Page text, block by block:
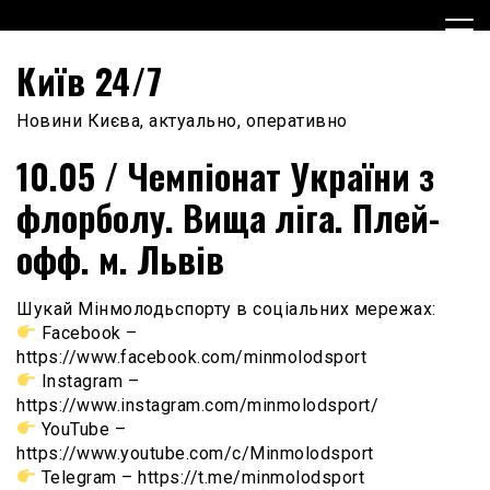
to
Київ 24/7
Новини Києва, актуально, оперативно
10.05 / Чемпіонат України з
флорболу. Вища ліга. Плей-
офф. м. Львів
Шукай Мінмолодьспорту в соціальних мережах:
Facebook –
https://www.facebook.com/minmolodsport
Instagram –
https://www.instagram.com/minmolodsport/
YouTube –
https://www.youtube.com/c/Minmolodsport
Telegram – https://t.me/minmolodsport